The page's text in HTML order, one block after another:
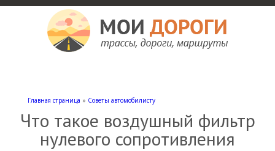
Главная страница » Советы автомобилисту
Что такое воздушный фильтр
нулевого сопротивления